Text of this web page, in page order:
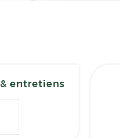
entretiens